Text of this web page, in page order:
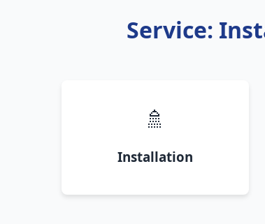
Service:
🚿
Installation